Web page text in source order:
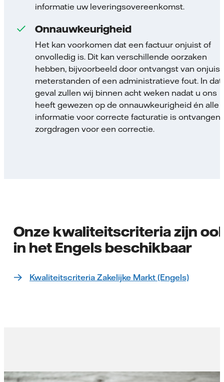
informatie uw leveringsovereenkomst.
Onnauwkeurigheid
Het kan voorkomen dat een factuur onjuist of
onvolledig is. Dit kan verschillende oorzaken
hebben, bijvoorbeeld door ontvangst van
meterstanden of een administratieve fout. In dat
geval zullen wij binnen acht weken nadat u ons
heeft gewezen op de onnauwkeurigheid én alle
informatie voor correcte facturatie is ontvangen,
zorgdragen voor een correctie.
Onze kwaliteitscriteria zijn
in het Engels beschikbaar
Kwaliteitscriteria Zakelijke Markt (Engels)